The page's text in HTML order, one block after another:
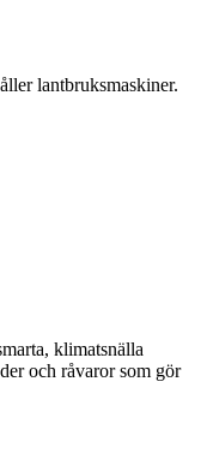
lantbruksmaskiner.
klimatsnälla
och råvaror som gör